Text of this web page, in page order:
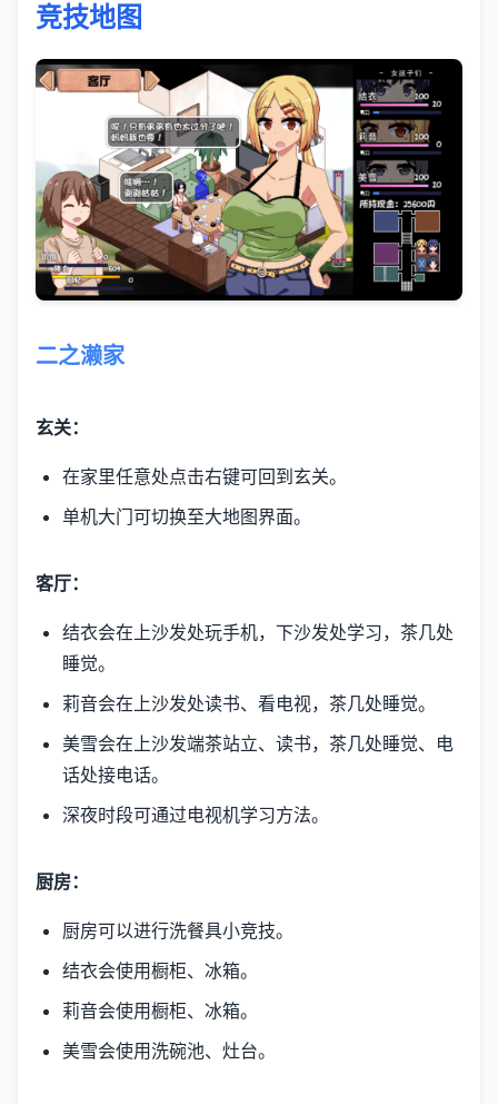
竞技地图
二之濑家
玄关：
在家里任意处点击右键可回到玄关。
单机大门可切换至大地图界面。
客厅：
结衣会在上沙发处玩手机，下沙发处学习，茶几处
睡觉。
莉音会在上沙发处读书、看电视，茶几处睡觉。
美雪会在上沙发端茶站立、读书，茶几处睡觉、电
话处接电话。
深夜时段可通过电视机学习方法。
厨房：
厨房可以进行洗餐具小竞技。
结衣会使用橱柜、冰箱。
莉音会使用橱柜、冰箱。
美雪会使用洗碗池、灶台。